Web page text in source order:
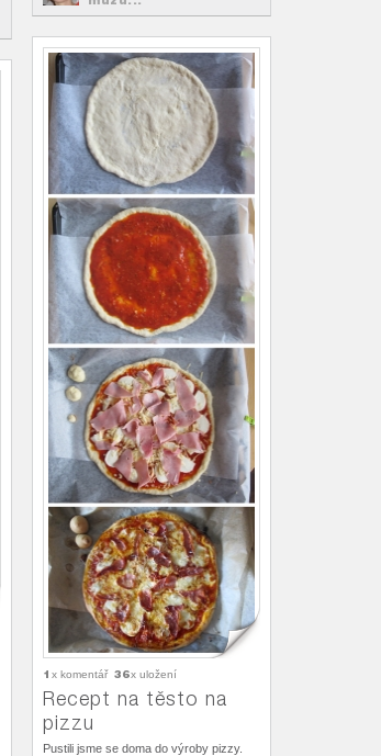
1 x komentář 36x uložení
Recept na těsto na
pizzu
Pustili jsme se doma do výroby pizzy.